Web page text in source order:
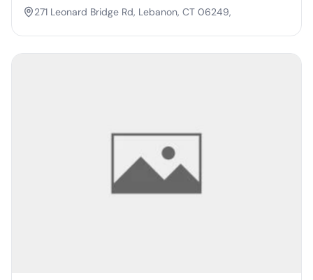
271 Leonard Bridge Rd, Lebanon, CT 06249,